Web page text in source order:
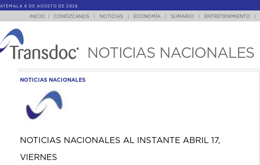
6 DE AGOSTO DE 2026
INICIO CONÓZCANOS NOTICIAS ECONOMÍA SUMARIO ENTRETENIMIENTO
NOTICIAS NACIONALES
NOTICIAS NACIONALES
NOTICIAS NACIONALES AL INSTANTE ABRIL 17,
VIERNES